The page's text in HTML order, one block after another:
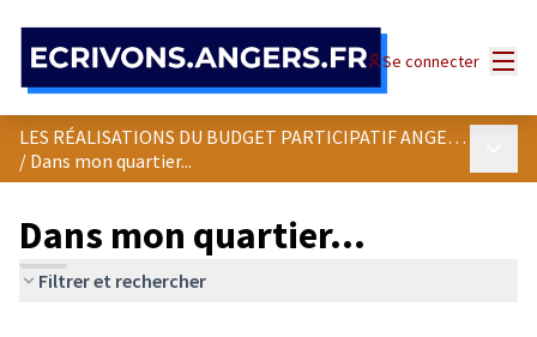
Se connecter
LES RÉALISATIONS DU BUDGET PARTICIPATIF ANGEVIN
/ Dans mon quartier...
Dans mon quartier...
Filtrer et rechercher